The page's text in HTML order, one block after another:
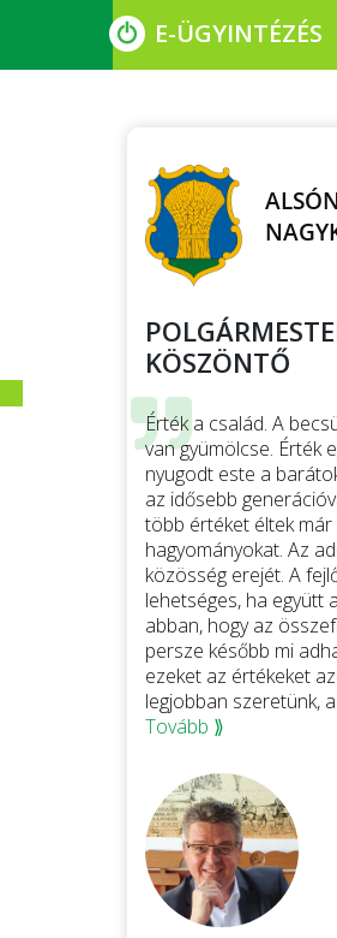
E-ÜGYINTÉZÉS
KÖSZÖNTŐ
Érték a család. A
van gyümölcse. Érték
nyugodt este a
az idősebb
több értéket éltek már
hagyományokat. Az
közösség erejét. A
lehetséges, ha együtt
abban, hogy az
persze később mi
ezeket az értékeket
legjobban szeretünk,
Tovább ⟫